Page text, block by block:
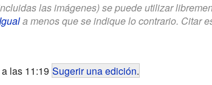
las imágenes) se puede utilizar
a menos que se indique lo contrario. Citar
las 11:19 Sugerir una edición.